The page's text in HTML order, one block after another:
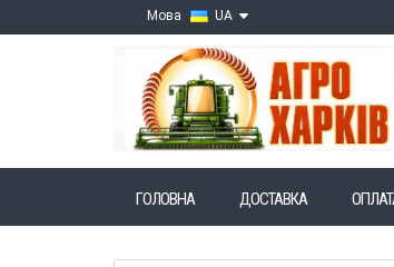
Мова UA
ГОЛОВНА ДОСТАВКА